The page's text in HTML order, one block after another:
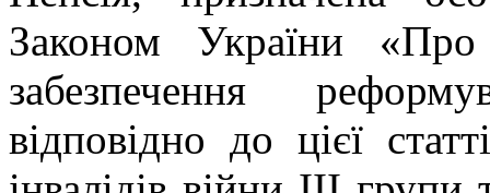
Законом України «Про
забезпечення
відповідно до цієї